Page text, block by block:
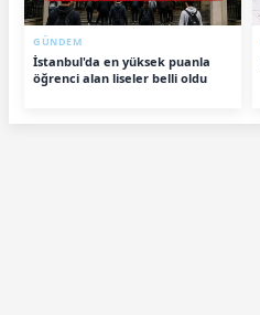
GÜNDEM
İstanbul'da en yüksek puanla
öğrenci alan liseler belli oldu